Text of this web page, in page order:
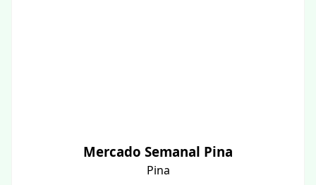
Mercado Semanal Pina
Pina